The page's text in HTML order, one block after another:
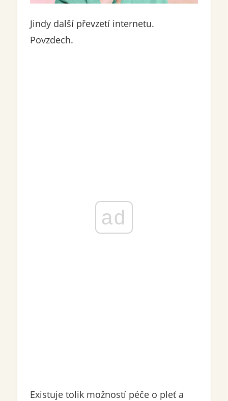
Jindy další převzetí internetu.
Povzdech.
ad
Existuje tolik možností péče o pleť a